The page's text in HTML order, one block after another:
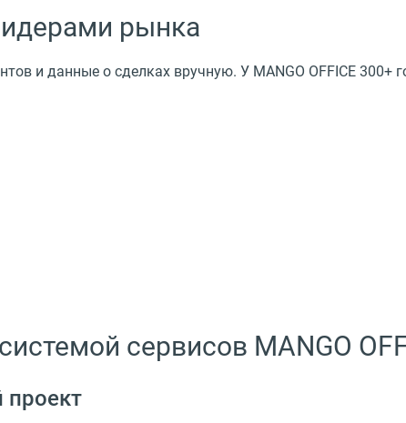
рынка
и данные о сделках вручную. У MANGO OFFICE 300+
сервисов MANGO